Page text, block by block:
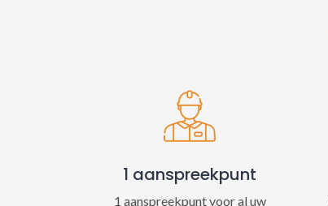
1 aanspreekpunt
1 aanspreekpunt voor al uw